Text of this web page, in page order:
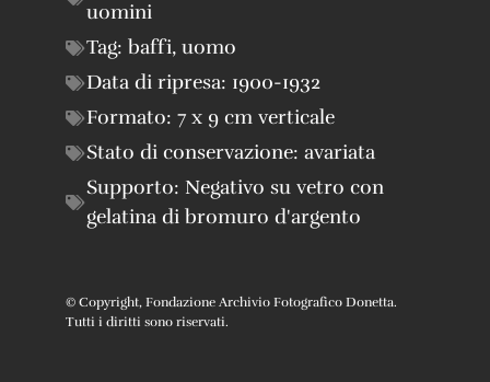
uomini
Tag: baffi, uomo
Data di ripresa: 1900-1932
Formato: 7 x 9 cm verticale
Stato di conservazione: avariata
Supporto: Negativo su vetro con
gelatina di bromuro d'argento
© Copyright, Fondazione Archivio Fotografico Donetta.
Tutti i diritti sono riservati.